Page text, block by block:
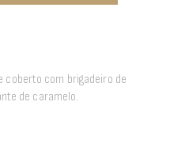
coberto com brigadeiro de
de caramelo.